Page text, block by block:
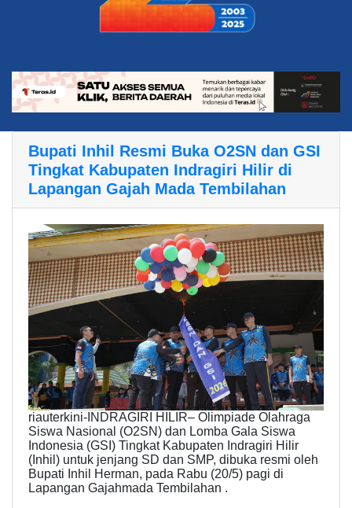
Bupati Inhil Resmi Buka O2SN dan GSI
Tingkat Kabupaten Indragiri Hilir di
Lapangan Gajah Mada Tembilahan
riauterkini-INDRAGIRI HILIR– Olimpiade Olahraga
Siswa Nasional (O2SN) dan Lomba Gala Siswa
Indonesia (GSI) Tingkat Kabupaten Indragiri Hilir
(Inhil) untuk jenjang SD dan SMP, dibuka resmi oleh
Bupati Inhil Herman, pada Rabu (20/5) pagi di
Lapangan Gajahmada Tembilahan .